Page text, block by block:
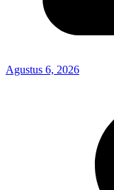
Agustus 6, 2026